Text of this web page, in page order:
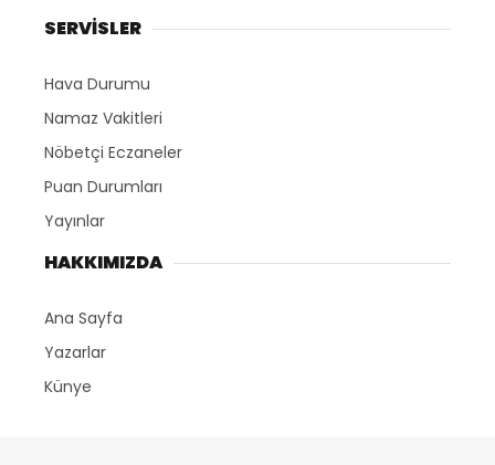
SERVİSLER
Hava Durumu
Namaz Vakitleri
Nöbetçi Eczaneler
Puan Durumları
Yayınlar
HAKKIMIZDA
Ana Sayfa
Yazarlar
Künye